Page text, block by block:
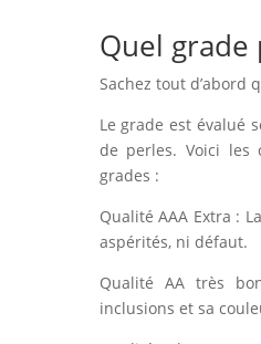
Quel grade
Sachez tout d’abord
Le grade est évalué
de perles. Voici les
grades :
Qualité AAA Extra :
aspérités, ni défaut.
Qualité AA très
inclusions et sa